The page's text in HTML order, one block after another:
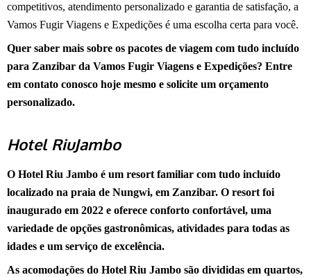
competitivos, atendimento personalizado e garantia de satisfação, a
Vamos Fugir Viagens e Expedições é uma escolha certa para você.
Quer saber mais sobre os pacotes de viagem com tudo incluído
para Zanzibar da Vamos Fugir Viagens e Expedições? Entre
em contato conosco hoje mesmo e solicite um orçamento
personalizado.
Hotel RiuJambo
O Hotel Riu Jambo é um resort familiar com tudo incluído
localizado na praia de Nungwi, em Zanzibar. O resort foi
inaugurado em 2022 e oferece conforto confortável, uma
variedade de opções gastronômicas, atividades para todas as
idades e um serviço de excelência.
As acomodações do Hotel Riu Jambo são divididas em quartos,